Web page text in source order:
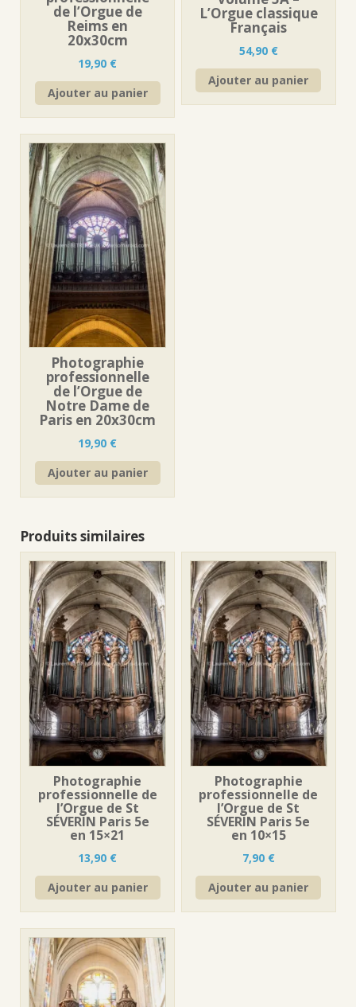
de l’Orgue de
Reims en
20x30cm
19,90 €
Ajouter au panier
L’Orgue classique
Français
54,90 €
Ajouter au panier
Photographie
professionnelle
de l’Orgue de
Notre Dame de
Paris en 20x30cm
19,90 €
Ajouter au panier
Produits similaires
Photographie
professionnelle de
l’Orgue de St
SÉVERIN Paris 5e
en 15×21
13,90 €
Ajouter au panier
Photographie
professionnelle de
l’Orgue de St
SÉVERIN Paris 5e
en 10×15
7,90 €
Ajouter au panier